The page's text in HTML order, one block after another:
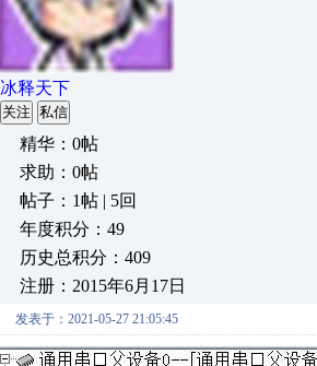
冰释天下
关注 私信
精华：0帖
求助：0帖
帖子：1帖 | 5回
年度积分：49
历史总积分：409
注册：2015年6月17日
发表于：2021-05-27 21:05:45